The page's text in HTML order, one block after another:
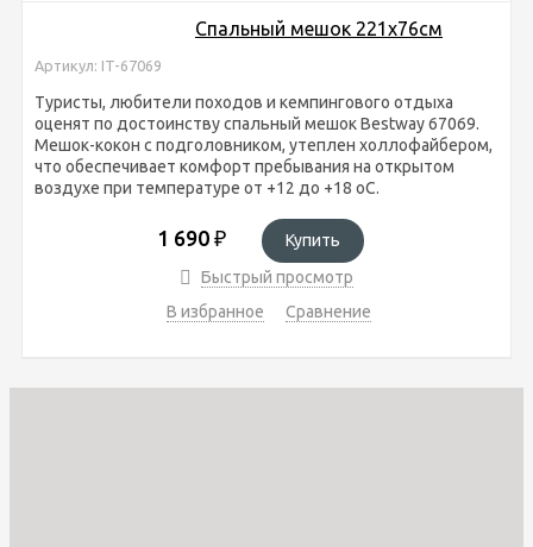
Спальный мешок 221х76см
Артикул: IT-67069
Туристы, любители походов и кемпингового отдыха
оценят по достоинству спальный мешок Bestway 67069.
Мешок-кокон с подголовником, утеплен холлофайбером,
что обеспечивает комфорт пребывания на открытом
воздухе при температуре от +12 до +18 оС.
1 690 ₽
Купить
Быстрый просмотр
В избранное
Сравнение